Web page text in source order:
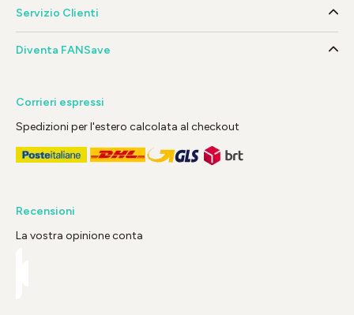
Servizio Clienti
Diventa FANSave
Corrieri espressi
Spedizioni per l'estero calcolata al checkout
Recensioni
La vostra opinione conta